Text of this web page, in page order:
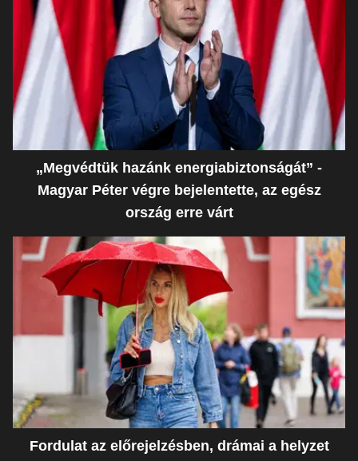
„Megvédtük hazánk energiabiztonságát” -
Magyar Péter végre bejelentette, az egész
ország erre várt
Fordulat az előrejelzésben, drámai a helyzet